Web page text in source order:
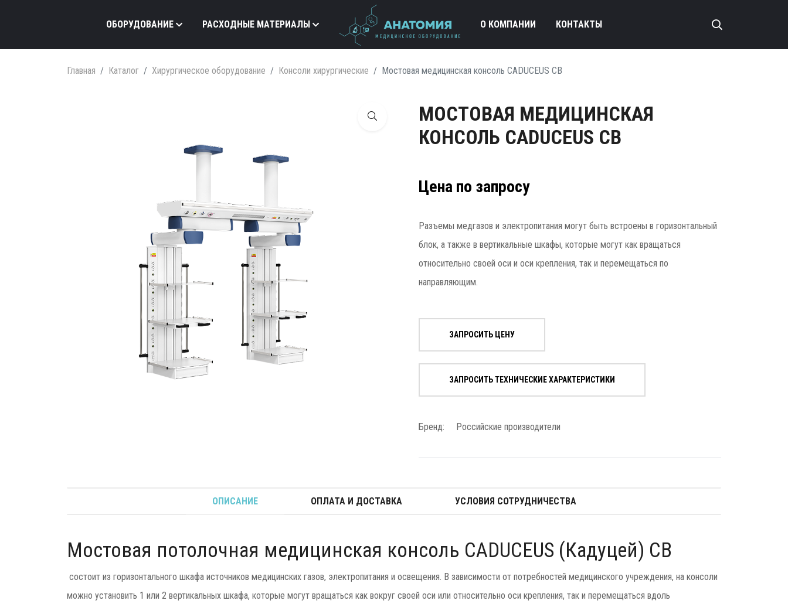
ОБОРУДОВАНИЕ РАСХОДНЫЕ МАТЕРИАЛЫ О КОМПАНИИ КОНТАКТЫ
Главная Каталог Хирургическое оборудование Консоли хирургические Мостовая медицинская консоль CADUCEUS CB
МОСТОВАЯ МЕДИЦИНСКАЯ
КОНСОЛЬ CADUCEUS CB
Цена по запросу
Разъемы медгазов и электропитания могут быть встроены в горизонтальный
блок, а также в вертикальные шкафы, которые могут как вращаться
относительно своей оси и оси крепления, так и перемещаться по
направляющим.
ЗАПРОСИТЬ ЦЕНУ
ЗАПРОСИТЬ ТЕХНИЧЕСКИЕ ХАРАКТЕРИСТИКИ
Бренд: Российские производители
ОПИСАНИЕ ОПЛАТА И ДОСТАВКА УСЛОВИЯ СОТРУДНИЧЕСТВА
Мостовая потолочная медицинская консоль CADUCEUS (Кадуцей) CB
состоит из горизонтального шкафа источников медицинских газов, электропитания и освещения. В зависимости от потребностей медицинского учреждения, на консоли
можно установить 1 или 2 вертикальных шкафа, которые могут вращаться как вокруг своей оси или относительно оси крепления, так и перемещаться вдоль